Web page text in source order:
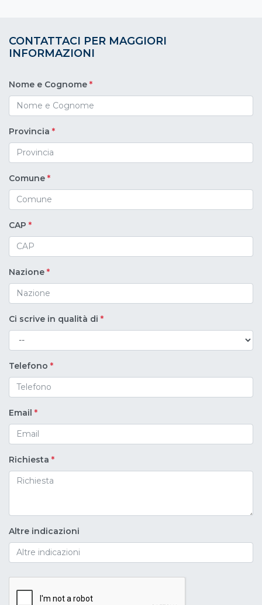
CONTATTACI PER MAGGIORI
INFORMAZIONI
Nome e Cognome *
Provincia *
Comune *
CAP *
Nazione *
Ci scrive in qualità di *
Telefono *
Email *
Richiesta *
Altre indicazioni